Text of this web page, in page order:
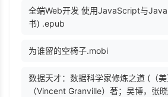
全端Web开发 使用JavaScript与
书) .epub
为谁留的空椅子.mobi
数据天才：数据科学家修炼之道 (（
（Vincent Granville）著；吴博，张